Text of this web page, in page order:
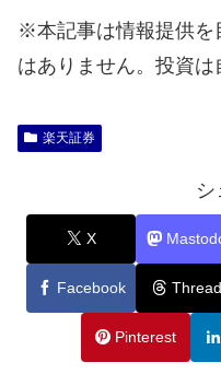
※本記事は情報提供を
はありません。投資は
楽天証券
シ
X
Facebook
Pinterest